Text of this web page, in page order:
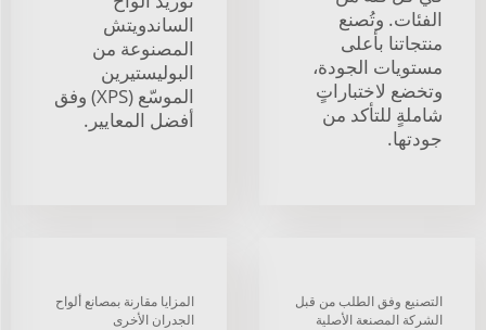
الفئات. وتُصنع
منتجاتنا بأعلى
مستويات الجودة،
وتخضع لاختباراتٍ
شاملةٍ للتأكد من
جودتها.
الساندويتش
المصنوعة من
البوليستيرين
الموسّع (XPS) وفق
أفضل المعايير.
التصنيع وفق الطلب من قبل
الشركة المصنعة الأصلية
المزايا مقارنة بمصانع ألواح
الجدران الأخرى